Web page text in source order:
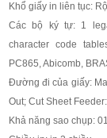
Khổ giấy in liên tục:
Các bộ ký tự: 1
character code
PC865, Abicomb,
Đường đi của giấy:
Out; Cut Sheet
Khả năng sao chụp: